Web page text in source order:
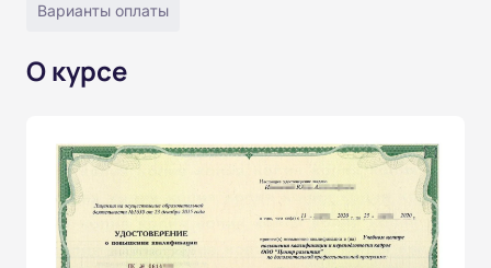
Варианты оплаты
О курсе